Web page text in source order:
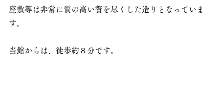
座敷等は非常に質の高い贅を尽くした造りとなっていま
す。
当館からは、徒歩約８分です。